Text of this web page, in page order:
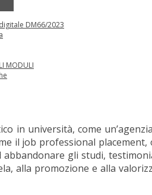
DM66/2023
MODULI
in università, come
il job professional
gli studi,
alla promozione e alla